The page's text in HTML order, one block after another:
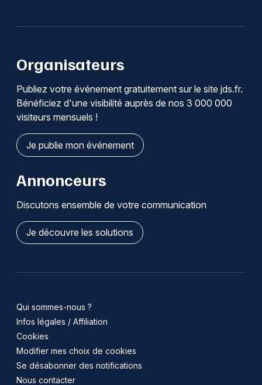
Organisateurs
Publiez votre événement gratuitement sur le site jds.fr.
Bénéficiez d'une visibilité auprès de nos 3 000 000
visiteurs mensuels !
Je publie mon événement
Annonceurs
Discutons ensemble de votre communication
Je découvre les solutions
Qui sommes-nous ?
Infos légales / Affiliation
Cookies
Modifier mes choix de cookies
Se désabonner des notifications
Nous contacter